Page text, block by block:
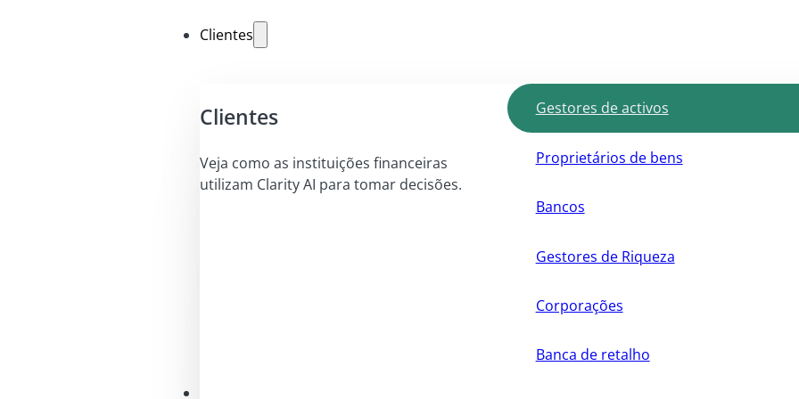
Clientes
Clientes
Veja como as instituições financeiras
utilizam Clarity AI para tomar decisões.
Gestores de activos
Proprietários de bens
Bancos
Gestores de Riqueza
Corporações
Banca de retalho